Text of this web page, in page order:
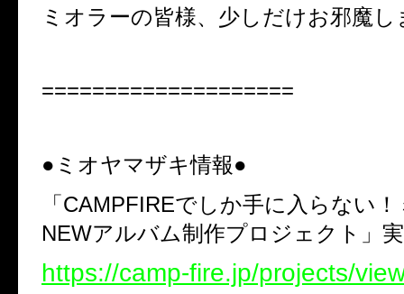
ミオラーの皆様、少しだけお邪魔し
====================
● ミオヤマザキ情報●
「 CAMPFIREでしか手に入らない
NEWアルバム制作プロジェクト」
https://camp-fire.jp/projects/